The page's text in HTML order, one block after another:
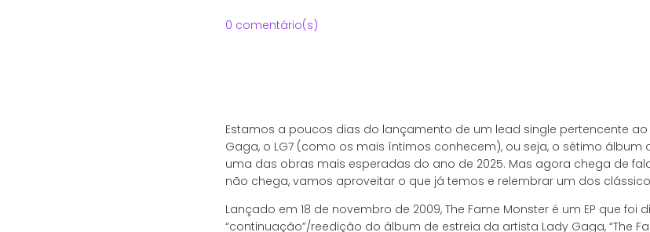
0 comentário(s)
Estamos a poucos dias do lançamento de um lead single pertencente
Gaga, o LG7 (como os mais íntimos conhecem), ou seja, o sétimo
uma das obras mais esperadas do ano de 2025. Mas agora chega de
não chega, vamos aproveitar o que já temos e relembrar um dos
Lançado em 18 de novembro de 2009, The Fame Monster é um EP que foi
“continuação”/reedição do álbum de estreia da artista Lady Gaga, “The